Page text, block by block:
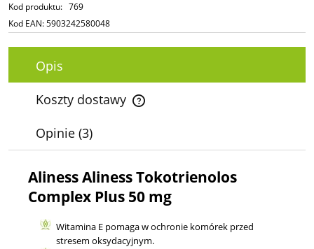
Kod produktu: 769
Kod EAN:5903242580048
Opis
Koszty dostawy
Cena nie zawiera ewentualnych kosztów płatności
Opinie (3)
Aliness Aliness Tokotrienolos
Complex Plus 50 mg
Witamina E pomaga w ochronie komórek przed
stresem oksydacyjnym.